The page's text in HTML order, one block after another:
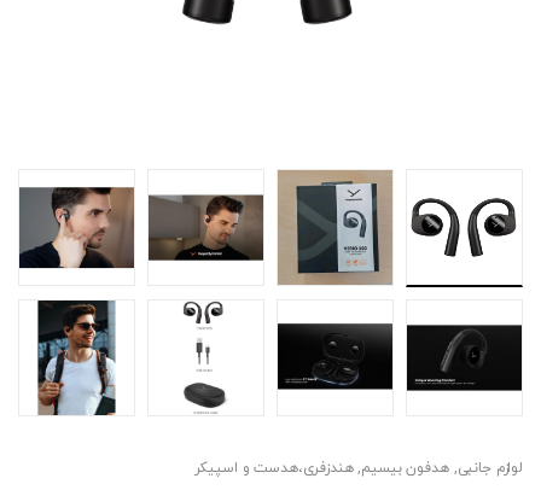
لوازم جانبی,هدفون بیسیم,هندزفری،هدست و اسپیکر